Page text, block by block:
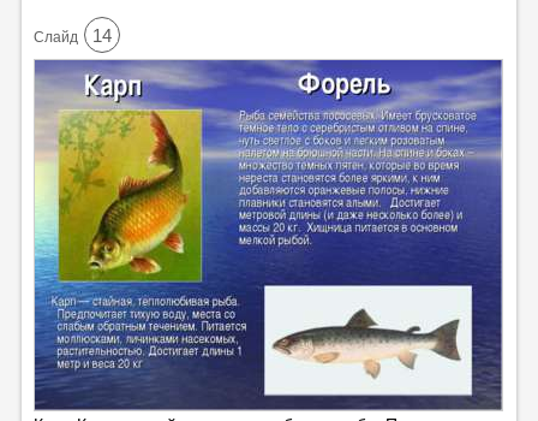
Cлайд 14